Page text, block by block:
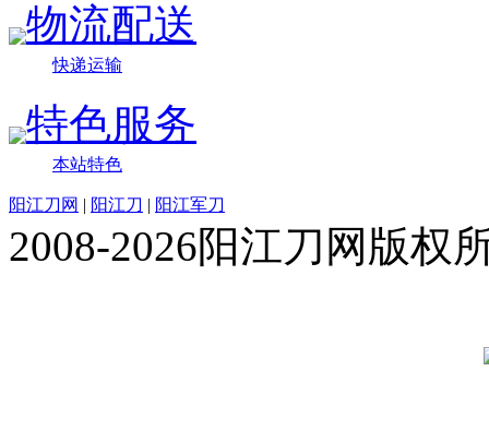
物流配送
快递运输
特色服务
本站特色
阳江刀网 | 阳江刀 | 阳江军刀
2008-2026阳江刀网版权